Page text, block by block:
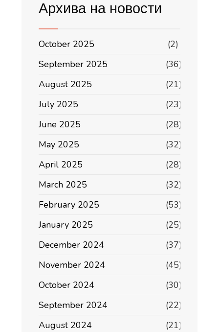
Архива на новости
October 2025
(2)
September 2025
(36)
August 2025
(21)
July 2025
(23)
June 2025
(28)
May 2025
(32)
April 2025
(28)
March 2025
(32)
February 2025
(53)
January 2025
(25)
December 2024
(37)
November 2024
(45)
October 2024
(30)
September 2024
(22)
August 2024
(21)